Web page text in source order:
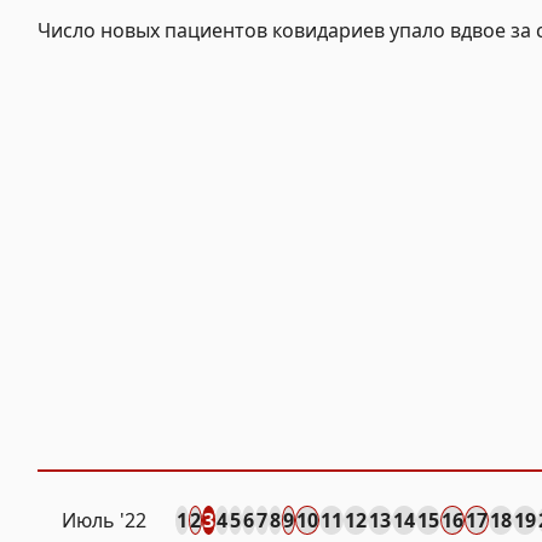
Число новых пациентов ковидариев упало вдвое за
Июль '22 12345678910111213141516171819